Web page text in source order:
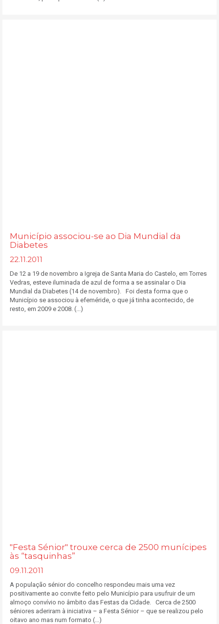
Município associou-se ao Dia Mundial da
Diabetes
22.11.2011
De 12 a 19 de novembro a Igreja de Santa Maria do Castelo, em Torres
Vedras, esteve iluminada de azul de forma a se assinalar o Dia
Mundial da Diabetes (14 de novembro). Foi desta forma que o
Município se associou à efeméride, o que já tinha acontecido, de
resto, em 2009 e 2008. (...)
"Festa Sénior" trouxe cerca de 2500 munícipes
às “tasquinhas”
09.11.2011
A população sénior do concelho respondeu mais uma vez
positivamente ao convite feito pelo Município para usufruir de um
almoço convívio no âmbito das Festas da Cidade. Cerca de 2500
séniores aderiram à iniciativa – a Festa Sénior – que se realizou pelo
oitavo ano mas num formato (...)